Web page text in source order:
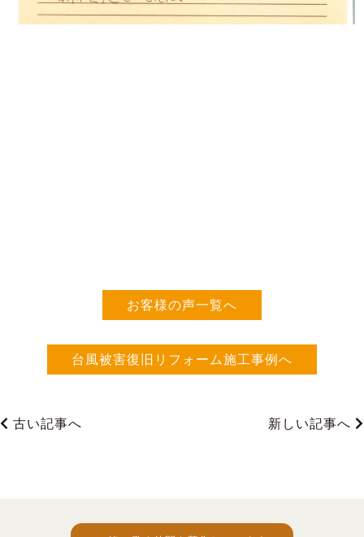
お客様の声一覧へ
台風被害復旧リフォーム施工事例へ
古い記事へ 新しい記事へ